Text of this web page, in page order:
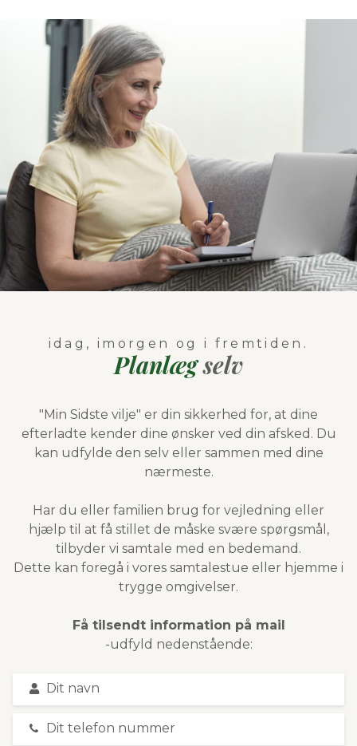
idag, imorgen og i fremtiden.
Planlægselv
"Min Sidste vilje" er din sikkerhed for, at dine
efterladte kender dine ønsker ved din afsked. Du
kan udfylde den selv eller sammen med dine
nærmeste.
Har du eller familien brug for vejledning eller
hjælp til at få stillet de måske svære spørgsmål,
tilbyder vi samtale med en bedemand.
Dette kan foregå i vores samtalestue eller hjemme i
trygge omgivelser.
Få tilsendt information på mail
-udfyld nedenstående: